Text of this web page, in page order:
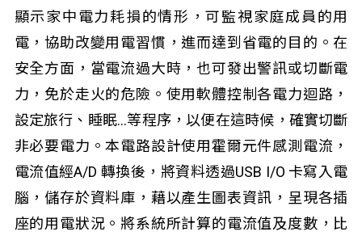
顯示家中電力耗損的情形，可監視家庭成員的用
電，協助改變用電習慣，進而達到省電的目的。在
安全方面，當電流過大時，也可發出警訊或切斷電
力，免於走火的危險。使用軟體控制各電力迴路，
設定旅行、睡眠…等程序，以便在這時候，確實切斷
非必要電力。本電路設計使用霍爾元件感測電流，
電流值經A/D 轉換後，將資料透過USB I/O 卡寫入電
腦，儲存於資料庫，藉以產生圖表資訊，呈現各插
座的用電狀況。將系統所計算的電流值及度數，比